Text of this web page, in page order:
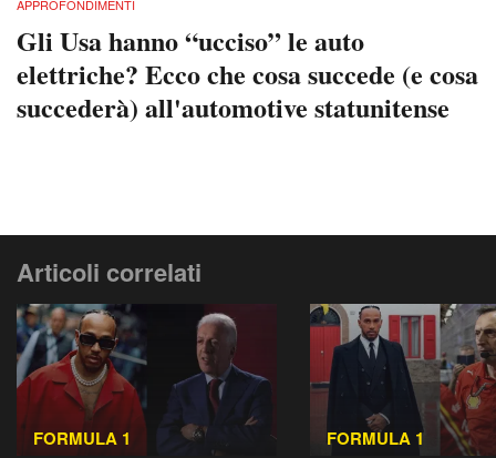
APPROFONDIMENTI
Gli Usa hanno “ucciso” le auto
elettriche? Ecco che cosa succede (e cosa
succederà) all'automotive statunitense
Articoli correlati
FORMULA 1 FORMULA 1